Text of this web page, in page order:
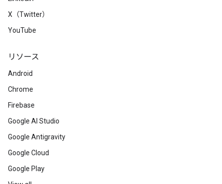
X（Twitter）
YouTube
リソース
Android
Chrome
Firebase
Google AI Studio
Google Antigravity
Google Cloud
Google Play